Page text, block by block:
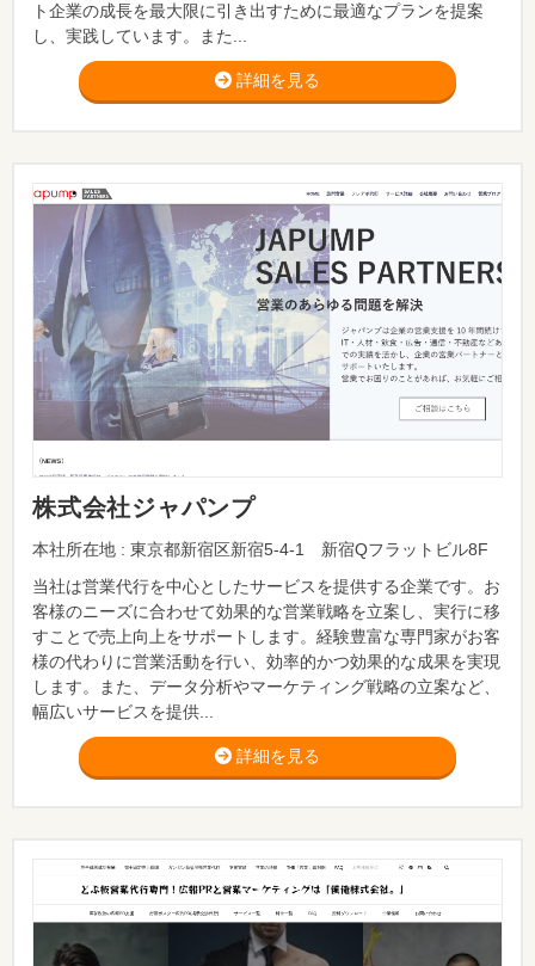
ト企業の成長を最大限に引き出すために最適なプランを提案
し、実践しています。また...
詳細を見る
株式会社ジャパンプ
本社所在地 : 東京都新宿区新宿5-4-1 新宿Qフラットビル8F
当社は営業代行を中心としたサービスを提供する企業です。お
客様のニーズに合わせて効果的な営業戦略を立案し、実行に移
すことで売上向上をサポートします。経験豊富な専門家がお客
様の代わりに営業活動を行い、効率的かつ効果的な成果を実現
します。また、データ分析やマーケティング戦略の立案など、
幅広いサービスを提供...
詳細を見る